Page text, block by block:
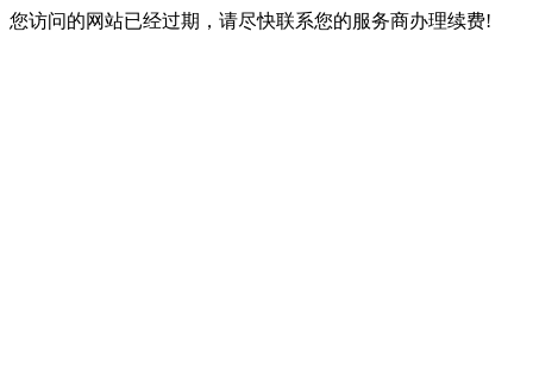
您访问的网站已经过期，请尽快联系您的服务商办理续费!